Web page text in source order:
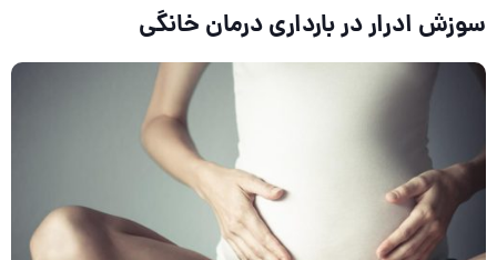
سوزش ادرار در بارداری درمان خانگی